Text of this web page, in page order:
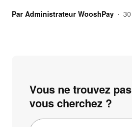
Par Administrateur WooshPay •
Vous ne trouvez
vous cherchez ?